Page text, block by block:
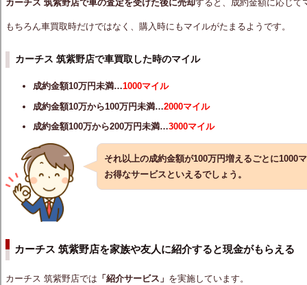
カーチス 筑紫野店で車の査定を受けた後に売却すると、成約金額に応じて
もちろん車買取時だけではなく、購入時にもマイルがたまるようです。
カーチス 筑紫野店で車買取した時のマイル
成約金額10万円未満…1000マイル
成約金額10万から100万円未満…2000マイル
成約金額100万から200万円未満…3000マイル
それ以上の成約金額が100万円増えるごとに1000
お得なサービスといえるでしょう。
カーチス 筑紫野店を家族や友人に紹介すると現金がもらえる
カーチス 筑紫野店では 「紹介サービス」 を実施しています。